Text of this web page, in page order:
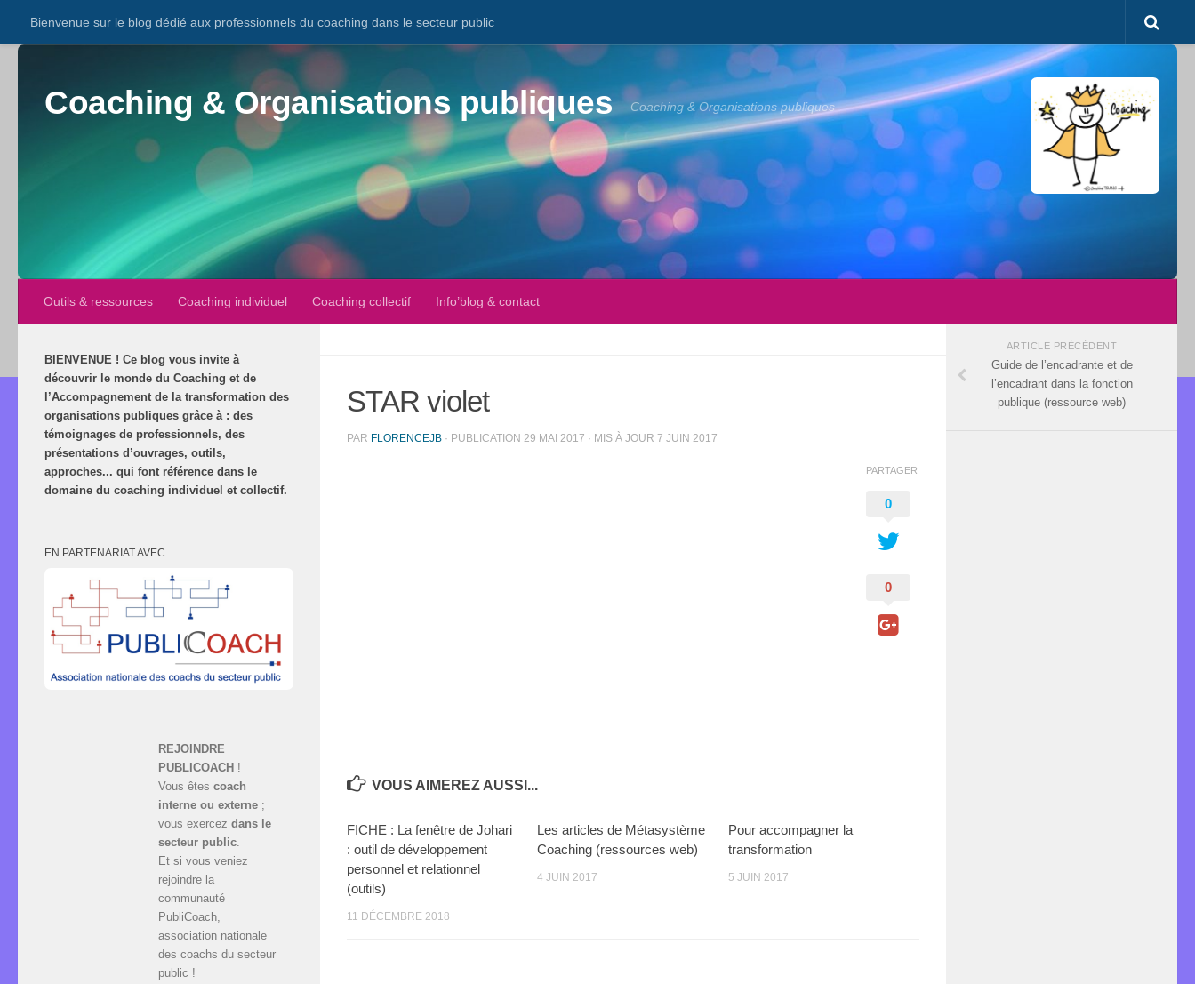
Bienvenue sur le blog dédié aux professionnels du coaching dans le secteur public
Coaching & Organisations publiques Coaching & Organisations publiques
Outils & ressources Coaching individuel Coaching collectif Info’blog & contact
STAR violet
PAR FLORENCEJB · PUBLICATION 29 MAI 2017 · MIS À JOUR 7 JUIN 2017
PARTAGER
0
0
VOUS AIMEREZ AUSSI...
FICHE : La fenêtre de Johari
: outil de développement
personnel et relationnel
(outils)
11 DÉCEMBRE 2018
Les articles de Métasystème
Coaching (ressources web)
4 JUIN 2017
Pour accompagner la
transformation
5 JUIN 2017
BIENVENUE ! Ce blog vous invite à
découvrir le monde du Coaching et de
l’Accompagnement de la transformation des
organisations publiques grâce à : des
témoignages de professionnels, des
présentations d’ouvrages, outils,
approches... qui font référence dans le
domaine du coaching individuel et collectif.
EN PARTENARIAT AVEC
REJOINDRE
PUBLICOACH !
Vous êtes coach
interne ou externe ;
vous exercez dans le
secteur public.
Et si vous veniez
rejoindre la
communauté
PubliCoach,
association nationale
des coachs du secteur
public !
ARTICLE PRÉCÉDENT
Guide de l’encadrante et de
l’encadrant dans la fonction
publique (ressource web)